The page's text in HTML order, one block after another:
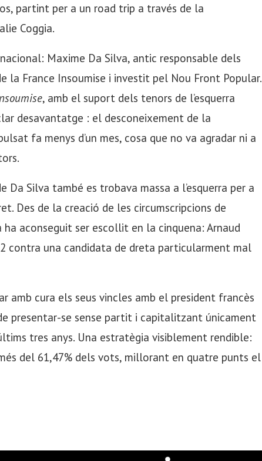
partint per a un road trip a través de la
Coggia.
Maxime Da Silva, antic responsable dels
la France Insoumise i investit pel Nou Front Popular.
, amb el suport dels tenors de l’esquerra
desavantatge : el desconeixement de la
fa menys d’un mes, cosa que no va agradar ni a
Da Silva també es trobava massa a l’esquerra per a
Des de la creació de les circumscripcions de
ha aconseguit ser escollit en la cinquena: Arnaud
contra una candidata de dreta particularment mal
amb cura els seus vincles amb el president francès
presentar-se sense partit i capitalitzant únicament
tres anys. Una estratègia visiblement rendible:
del 61,47% dels vots, millorant en quatre punts el